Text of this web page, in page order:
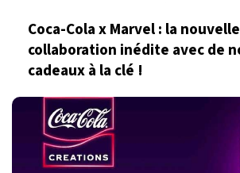
Coca-Cola x Marvel : la nouvelle
collaboration inédite avec de
cadeaux à la clé !